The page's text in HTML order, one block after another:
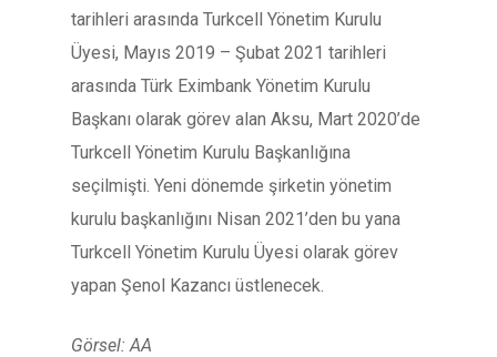
tarihleri arasında Turkcell Yönetim Kurulu
Üyesi, Mayıs 2019 – Şubat 2021 tarihleri
arasında Türk Eximbank Yönetim Kurulu
Başkanı olarak görev alan Aksu, Mart 2020’de
Turkcell Yönetim Kurulu Başkanlığına
seçilmişti. Yeni dönemde şirketin yönetim
kurulu başkanlığını Nisan 2021’den bu yana
Turkcell Yönetim Kurulu Üyesi olarak görev
yapan Şenol Kazancı üstlenecek.
Görsel: AA